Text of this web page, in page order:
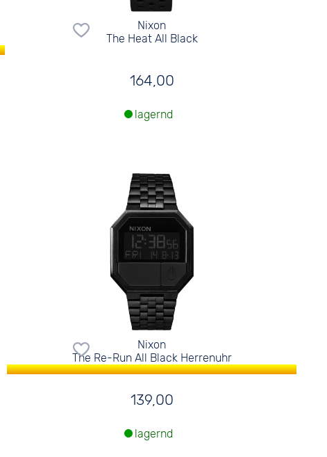
Nixon
The Heat All Black
164,00
lagernd
Nixon
The Re-Run All Black Herrenuhr
139,00
lagernd